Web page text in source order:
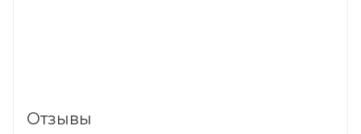
Отзывы